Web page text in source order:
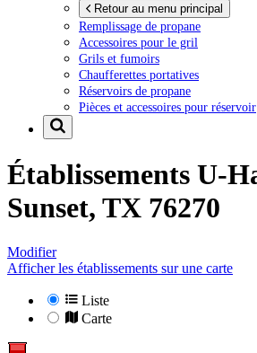
Retour au menu principal
Remplissage de propane
Accessoires pour le gril
Grils et fumoirs
Chaufferettes portatives
Réservoirs de propane
Pièces et accessoires pour réservoir
Établissements U-
Sunset, TX 76270
Modifier
Afficher les établissements sur une carte
Liste
Carte